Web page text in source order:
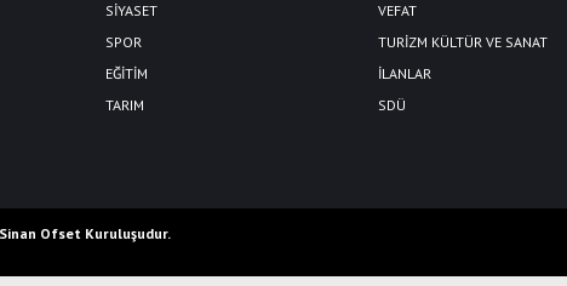
SİYASET
SPOR
EĞİTİM
TARIM
VEFAT
TURİZM KÜLTÜR VE SANAT
İLANLAR
SDÜ
Ofset Kuruluşudur.